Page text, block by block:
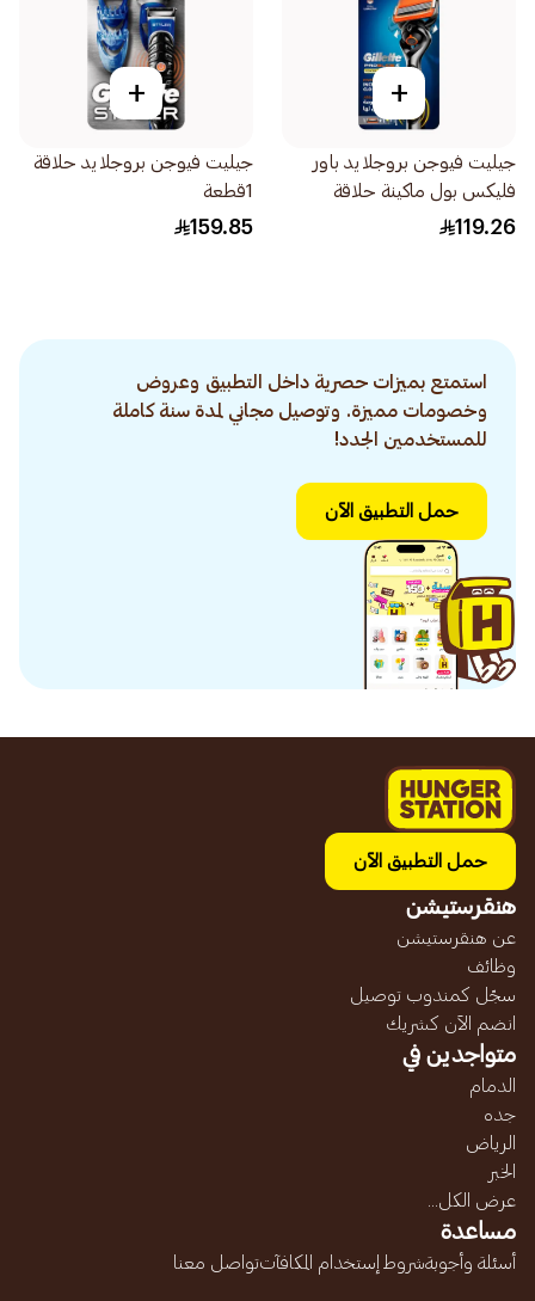
+
جيليت فيوجن بروجلايد باور
فليكس بول ماكينة حلاقة
للرجال 1قطعة
119.26
+
جيليت فيوجن بروجلايد حلاقة
1قطعة
159.85
استمتع بميزات حصرية داخل التطبيق وعروض
وخصومات مميزة. وتوصيل مجاني لمدة سنة كاملة
للمستخدمين الجدد!
حمل التطبيق الآن
حمل التطبيق الآن
هنقرستيشن
عن هنقرستيشن
وظائف
سجّل كمندوب توصيل
انضم الآن كشريك
متواجدين في
الدمام
جده
الرياض
الخبر
عرض الكل...
مساعدة
أسئلة وأجوبةشروط إستخدام المكافآتتواصل معنا